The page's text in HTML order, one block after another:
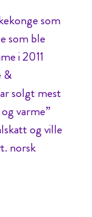
som
som ble
i 2011
&
solgt mest
varme”
og ville
norsk